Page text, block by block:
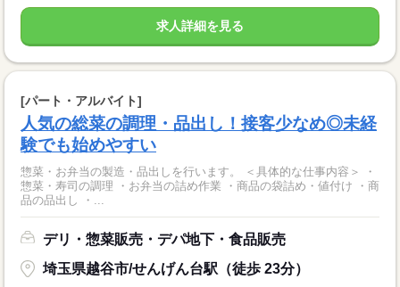
求人詳細を見る
[パート・アルバイト]
人気の総菜の調理・品出し！接客少なめ◎未経
験でも始めやすい
惣菜・お弁当の製造・品出しを行います。 ＜具体的な仕事内容＞ ・
惣菜・寿司の調理 ・お弁当の詰め作業 ・商品の袋詰め・値付け ・商
品の品出し ・...
デリ・惣菜販売・デパ地下・食品販売
埼玉県越谷市/せんげん台駅（徒歩 23分）